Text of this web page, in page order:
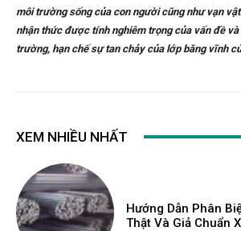
môi trường sống của con người cũng như vạn
nhận thức được tính nghiêm trọng của vấn đề và
trường, hạn chế sự tan chảy của lớp băng vĩnh
XEM NHIỀU NHẤT
Hướng Dẫn Phân
Thật Và Giả Chuẩn